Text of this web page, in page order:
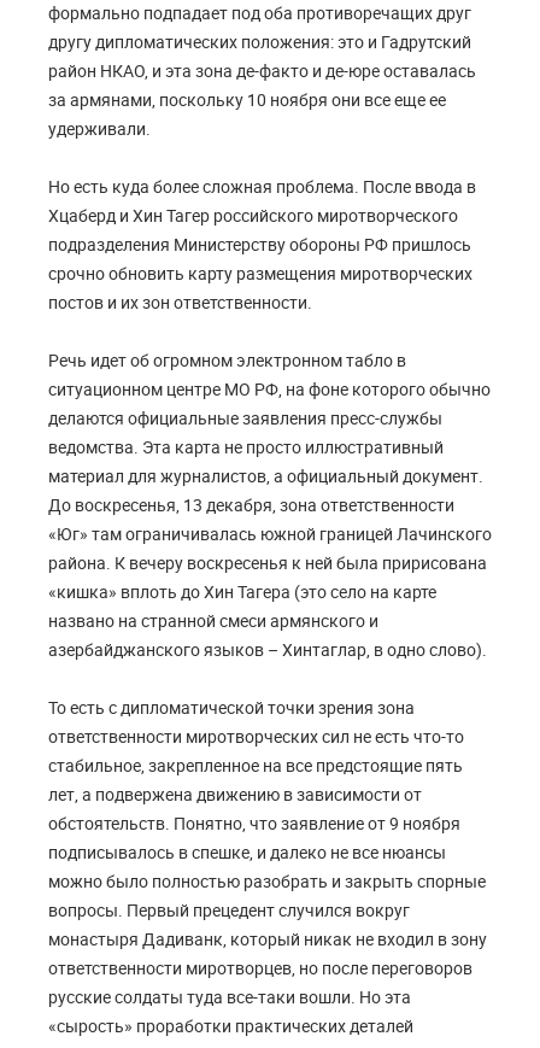
формально подпадает под оба противоречащих друг
другу дипломатических положения: это и Гадрутский
район НКАО, и эта зона де-факто и де-юре оставалась
за армянами, поскольку 10 ноября они все еще ее
удерживали.
Но есть куда более сложная проблема. После ввода в
Хцаберд и Хин Тагер российского миротворческого
подразделения Министерству обороны РФ пришлось
срочно обновить карту размещения миротворческих
постов и их зон ответственности.
Речь идет об огромном электронном табло в
ситуационном центре МО РФ, на фоне которого обычно
делаются официальные заявления пресс-службы
ведомства. Эта карта не просто иллюстративный
материал для журналистов, а официальный документ.
До воскресенья, 13 декабря, зона ответственности
«Юг» там ограничивалась южной границей Лачинского
района. К вечеру воскресенья к ней была пририсована
«кишка» вплоть до Хин Тагера (это село на карте
названо на странной смеси армянского и
азербайджанского языков – Хинтаглар, в одно слово).
То есть с дипломатической точки зрения зона
ответственности миротворческих сил не есть что-то
стабильное, закрепленное на все предстоящие пять
лет, а подвержена движению в зависимости от
обстоятельств. Понятно, что заявление от 9 ноября
подписывалось в спешке, и далеко не все нюансы
можно было полностью разобрать и закрыть спорные
вопросы. Первый прецедент случился вокруг
монастыря Дадиванк, который никак не входил в зону
ответственности миротворцев, но после переговоров
русские солдаты туда все-таки вошли. Но эта
«сырость» проработки практических деталей